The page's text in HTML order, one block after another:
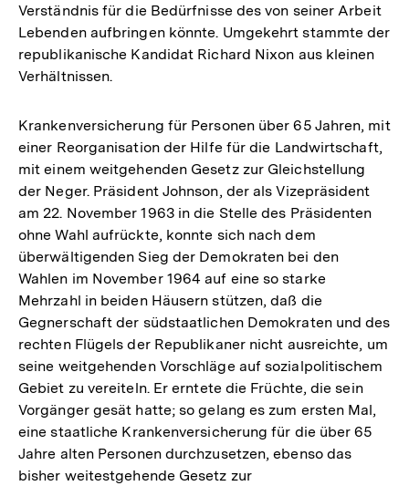
Verständnis für die Bedürfnisse des von seiner Arbeit
Lebenden aufbringen könnte. Umgekehrt stammte der
republikanische Kandidat Richard Nixon aus kleinen
Verhältnissen.
Krankenversicherung für Personen über 65 Jahren, mit
einer Reorganisation der Hilfe für die Landwirtschaft,
mit einem weitgehenden Gesetz zur Gleichstellung
der Neger. Präsident Johnson, der als Vizepräsident
am 22. November 1963 in die Stelle des Präsidenten
ohne Wahl aufrückte, konnte sich nach dem
überwältigenden Sieg der Demokraten bei den
Wahlen im November 1964 auf eine so starke
Mehrzahl in beiden Häusern stützen, daß die
Gegnerschaft der südstaatlichen Demokraten und des
rechten Flügels der Republikaner nicht ausreichte, um
seine weitgehenden Vorschläge auf sozialpolitischem
Gebiet zu vereiteln. Er erntete die Früchte, die sein
Vorgänger gesät hatte; so gelang es zum ersten Mal,
eine staatliche Krankenversicherung für die über 65
Jahre alten Personen durchzusetzen, ebenso das
bisher weitestgehende Gesetz zur